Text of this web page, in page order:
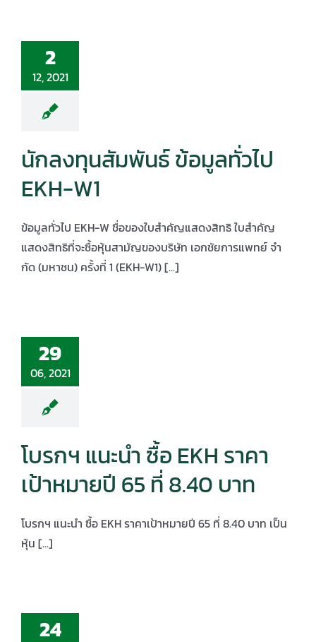
2
12, 2021
นักลงทุนสัมพันธ์ ข้อมูลทั่วไป
EKH-W1
ข้อมูลทั่วไป EKH-W ชื่อของใบสำคัญแสดงสิทธิ ใบสําคัญ
แสดงสิทธิที่จะซื้อหุ้นสามัญของบริษัท เอกชัยการแพทย์ จํา
กัด (มหาชน) ครั้งที่ 1 (EKH-W1) [...]
29
06, 2021
โบรกฯ แนะนำ ซื้อ EKH ราคา
เป้าหมายปี 65 ที่ 8.40 บาท
โบรกฯ แนะนำ ซื้อ EKH ราคาเป้าหมายปี 65 ที่ 8.40 บาท เป็น
หุ้น [...]
24